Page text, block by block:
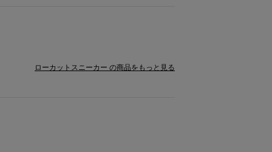
ローカットスニーカー の商品をもっと見る